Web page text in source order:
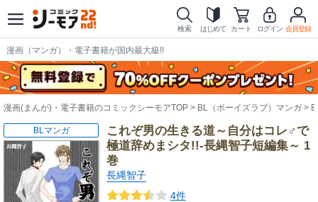
検索 はじめて カート ログイン 会員登録
漫画（マンガ）・電子書籍が国内最大級!!
漫画(まんが)・電子書籍のコミックシーモアTOP BL（ボーイズラブ）マンガ
これぞ男の生きる道～自分はコレ♂で
極道辞めまシタ!!-長縄智子短編集～ 1
巻
長縄智子
4件
BLマンガ